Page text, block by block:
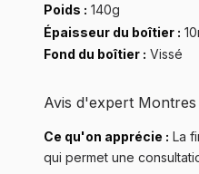
Poids : 140g
Épaisseur du boîtier :
Fond du boîtier : Vissé
Avis d'expert
Ce qu'on apprécie : La
qui permet une